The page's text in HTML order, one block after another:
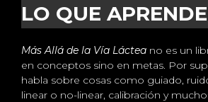
LO QUE
Más Allá de la Vía Láctea no es un
en conceptos sino en metas. Por
habla sobre cosas como guiado,
linear o no-linear, calibración y